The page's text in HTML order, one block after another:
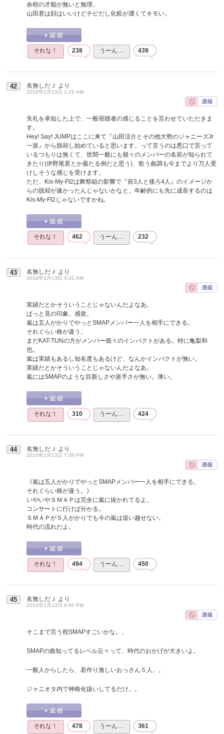
余程の才能が無いと無理。
山田君は顔はいいけどチビだし化粧が濃くてキモい。
それな！ 238 うーん… 439
42 名無しだＪ より
2016年1月13日 1:25 AM
失礼を承知した上で、一般視聴者の感じることを言わせていただきま
す。
Hey! Say! JUMPはここに来て『山田涼介とその他大勢のジャニーズJr
一派』から脱却し始めていると思います。って言うのは悪口で言って
いるつもりは無くて、世間一般にも個々のメンバーの名前が知られて
きたり(伊野尾君とか最たる例だと思う)、歌う曲調も今までより万人受
けしそうな感じを受けます。
ただ、Kis-My-Ft2は舞祭組の影響で『前3人と後ろ4人』のイメージか
らの脱却が速かったんじゃないかなと。年齢的にも先に成長するのは
Kis-My-Ft2じゃないですかね。
それな！ 462 うーん… 232
43 名無しだＪ より
2016年1月13日 4:31 AM
実績だとかそういうことじゃないんだよなあ。
ぱっと見の印象。感覚。
嵐は五人がかりでやっとSMAPメンバー一人を相手にできる。
それぐらい格が違う。
まだKAT-TUNの方がメンバー個々のインパクトがある。特に亀梨和
也。
嵐は実績もあるし知名度もあるけど、なんかインパクトが無い。
実績だとかそういうことじゃないんだよなあ。
嵐にはSMAPのような目新しさや派手さが無い。薄い。
それな！ 310 うーん… 424
44 名無しだＪ より
2016年1月13日 7:39 PM
《嵐は五人がかりでやっとSMAPメンバー一人を相手にできる。
それぐらい格が違う。》
いやいやＳＭＡＰは完全に嵐に抜かれてるよ。
コンサートに行けば分かる。
ＳＭＡＰが５人がかりでも今の嵐は追い越せない。
時代の流れだよ。
それな！ 494 うーん… 450
45 名無しだＪ より
2016年1月13日 9:00 PM
そこまで言う程SMAPすごいかな。。
SMAPの曲知ってるレベル云々って、時代のおかげが大きいよ。
一般人からしたら、若作り激しいおっさん５人。。
ジャニオタ内で神格化扱いしてるだけ。。
それな！ 478 うーん… 361